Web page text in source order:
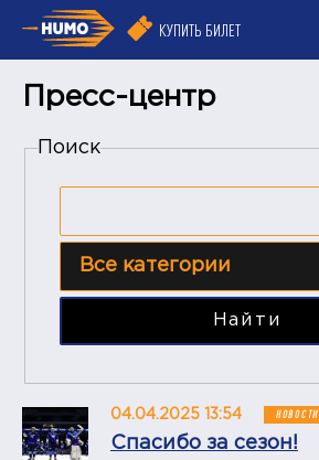
КУПИТЬ БИЛЕТ
Пресс-центр
Поиск
Найти
04.04.2025 13:54 НОВОСТИ
Спасибо за сезон!